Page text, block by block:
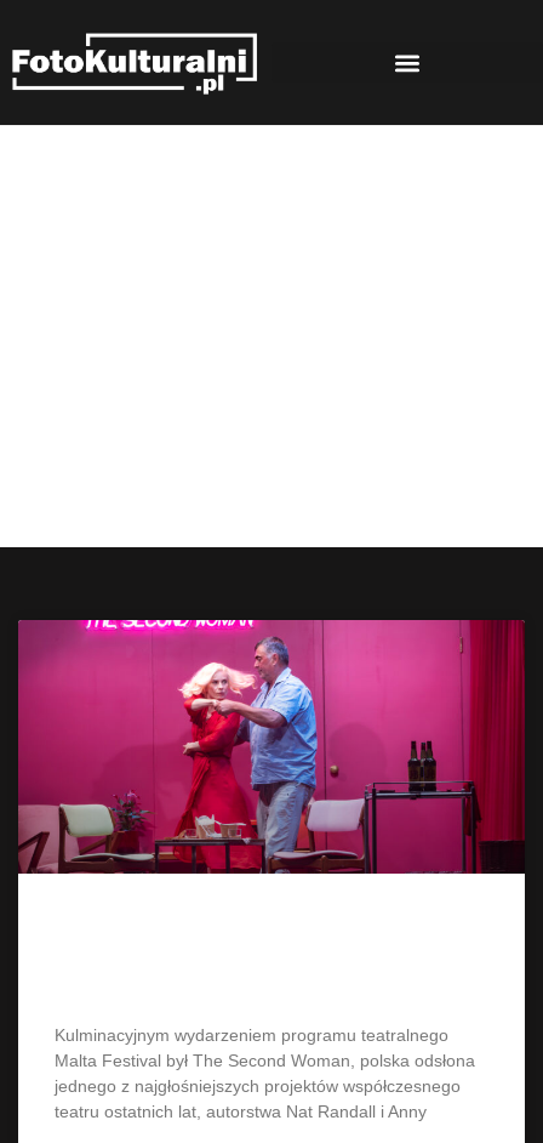
Kulminacyjnym wydarzeniem programu teatralnego
Malta Festival był The Second Woman, polska odsłona
jednego z najgłośniejszych projektów współczesnego
teatru ostatnich lat, autorstwa Nat Randall i Anny